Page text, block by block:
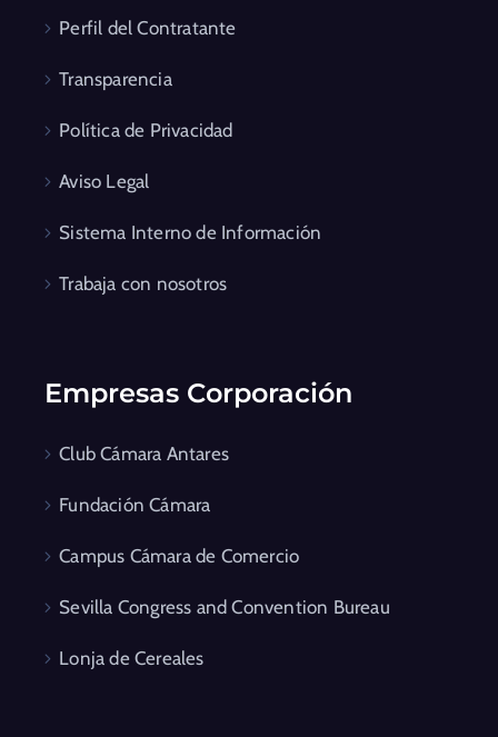
Perfil del Contratante
Transparencia
Política de Privacidad
Aviso Legal
Sistema Interno de Información
Trabaja con nosotros
Empresas Corporación
Club Cámara Antares
Fundación Cámara
Campus Cámara de Comercio
Sevilla Congress and Convention Bureau
Lonja de Cereales